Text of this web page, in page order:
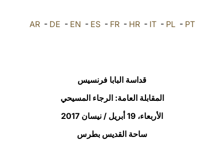
LATINE
AR- DE - EN - ES- FR- HR- IT- PL- PT
قداسة البابا فرنسيس
المقابلة العامة: الرجاء المسيحي
الأربعاء، 19 أبريل / نيسان 2017‏
ساحة القديس بطرس